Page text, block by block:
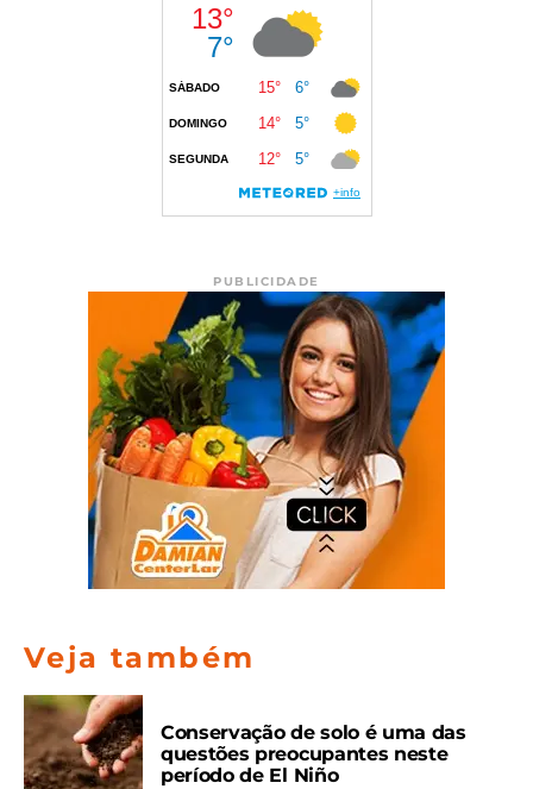
PUBLICIDADE
Veja também
Conservação de solo é uma das
questões preocupantes neste
período de El Niño